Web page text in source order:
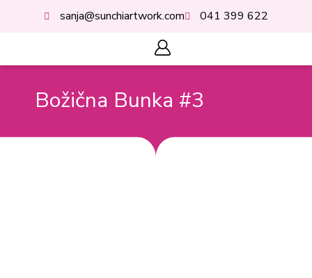
sanja@sunchiartwork.com 041 399 622
Cart
Božična Bunka #3